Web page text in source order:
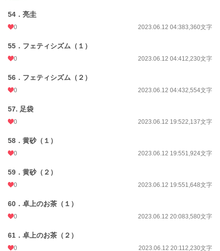
54．亮圭
0 2023.06.12 04:383,360文字
55．フェティシズム（１）
0 2023.06.12 04:412,230文字
56．フェティシズム（２）
0 2023.06.12 04:432,554文字
57. 足袋
0 2023.06.12 19:522,137文字
58．黄砂（１）
0 2023.06.12 19:551,924文字
59．黄砂（２）
0 2023.06.12 19:551,648文字
60．卓上のお茶（１）
0 2023.06.12 20:083,580文字
61．卓上のお茶（２）
0 2023.06.12 20:112,230文字